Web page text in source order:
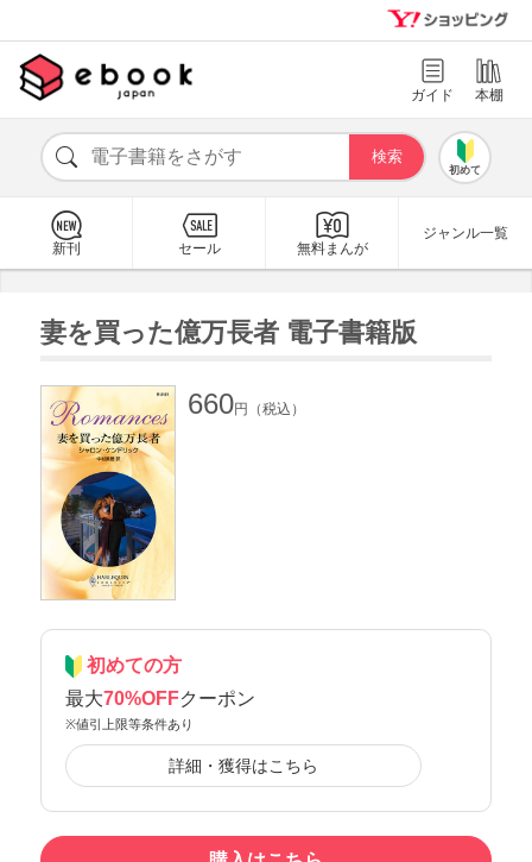
ガイド 本棚
初めて
新刊 セール 無料まんが
ジャンル一覧
妻を買った億万長者 電子書籍版
660円（税込）
初めての方
最大70%OFFクーポン
※値引上限等条件あり
詳細・獲得はこちら